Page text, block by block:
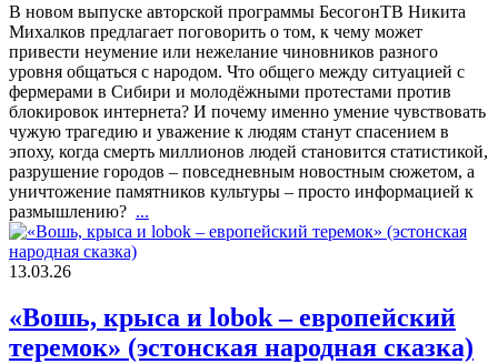
В новом выпуске авторской программы БесогонТВ Никита
Михалков предлагает поговорить о том, к чему может
привести неумение или нежелание чиновников разного
уровня общаться с народом. Что общего между ситуацией с
фермерами в Сибири и молодёжными протестами против
блокировок интернета? И почему именно умение чувствовать
чужую трагедию и уважение к людям станут спасением в
эпоху, когда смерть миллионов людей становится статистикой,
разрушение городов – повседневным новостным сюжетом, а
уничтожение памятников культуры – просто информацией к
размышлению? ...
13.03.26
«Вошь, крыса и lobok – европейский
теремок» (эстонская народная сказка)